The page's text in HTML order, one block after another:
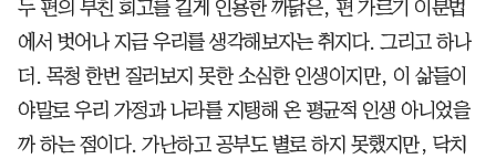
두 편의 부친 회고를 길게 인용한 까닭은, 편 가르기 이분법
에서 벗어나 지금 우리를 생각해보자는 취지다. 그리고 하나
더. 목청 한번 질러보지 못한 소심한 인생이지만, 이 삶들이
야말로 우리 가정과 나라를 지탱해 온 평균적 인생 아니었을
까 하는 점이다. 가난하고 공부도 별로 하지 못했지만, 닥치